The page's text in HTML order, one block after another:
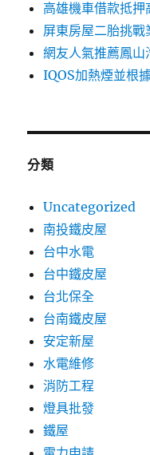
高雄機車借款抵
屏東房屋二胎挑
網友人氣推薦鳳
IQOS加熱煙並根
分類
Uncategorized
南投鐵皮屋
台中水電
台中鐵皮屋
台北保全
台南鐵皮屋
安定新屋
水電維修
消防工程
燈具批發
鐵屋